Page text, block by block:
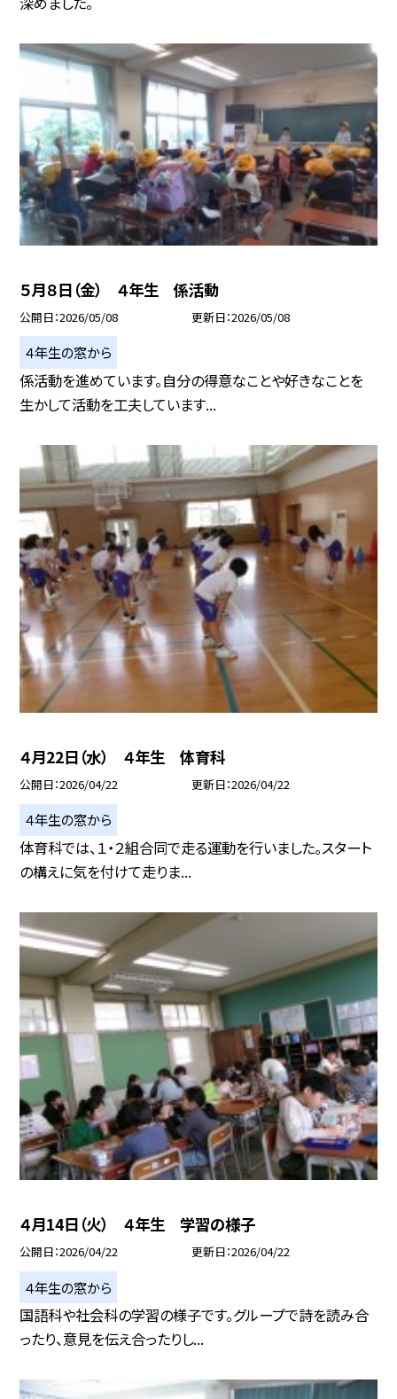
５月８日（金） ４年生 係活動
公開日 2026/05/08 更新日 2026/05/08
４年生の窓から
係活動を進めています。自分の得意なことや好きなことを
生かして活動を工夫しています...
４月22日（水） ４年生 体育科
公開日 2026/04/22 更新日 2026/04/22
４年生の窓から
体育科では、１・２組合同で走る運動を行いました。スタート
の構えに気を付けて走りま...
４月14日（火） ４年生 学習の様子
公開日 2026/04/22 更新日 2026/04/22
４年生の窓から
国語科や社会科の学習の様子です。グループで詩を読み合
ったり、意見を伝え合ったりし...